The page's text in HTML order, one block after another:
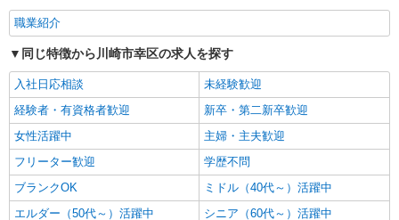
職業紹介
同じ特徴から川崎市幸区の求人を探す
入社日応相談
未経験歓迎
経験者・有資格者歓迎
新卒・第二新卒歓迎
女性活躍中
主婦・主夫歓迎
フリーター歓迎
学歴不問
ブランクOK
ミドル（40代～）活躍中
エルダー（50代～）活躍中
シニア（60代～）活躍中